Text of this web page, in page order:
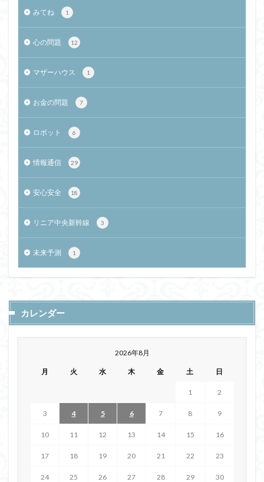
みてね 1
心の問題 12
マザーハウス 1
お金の問題 7
ロボット 6
情報通信 29
安心安全 18
リニア中央新幹線 3
未来予測 1
カレンダー
2026年8月
月 火 水 木 金 土 日
1 2
3 4 5 6 7 8 9
10 11 12 13 14 15 16
17 18 19 20 21 22 23
24 25 26 27 28 29 30